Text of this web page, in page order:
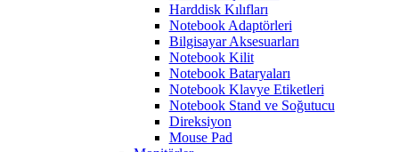
Harddisk Kılıfları
Notebook Adaptörleri
Bilgisayar Aksesuarları
Notebook Kilit
Notebook Bataryaları
Notebook Klavye Etiketleri
Notebook Stand ve Soğutucu
Direksiyon
Mouse Pad